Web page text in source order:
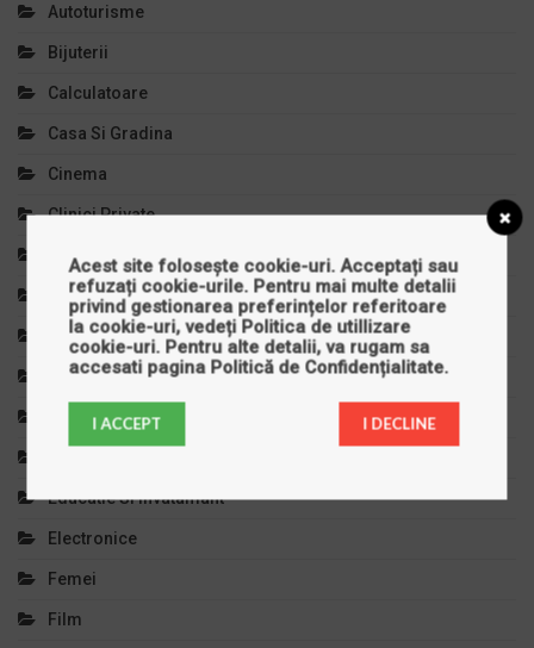
Autoturisme
Bijuterii
Calculatoare
Casa Si Gradina
Cinema
Clinici Private
Comert Si Magazine
Copilul Tau
Cursuri Si Meditatii
Decoratiuni
Diverse
Educatie Si Invatamant
Electronice
Femei
Film
Acest site folosește cookie-uri. Acceptați sau
refuzați cookie-urile. Pentru mai multe detalii
privind gestionarea preferințelor referitoare
la cookie-uri, vedeți Politica de utillizare
cookie-uri. Pentru alte detalii, va rugam sa
accesati pagina Politică de Confidențialitate.
I ACCEPT I DECLINE